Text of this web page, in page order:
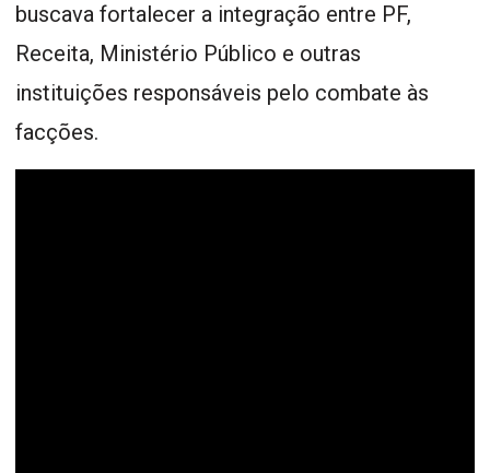
buscava fortalecer a integração entre PF,
Receita, Ministério Público e outras
instituições responsáveis pelo combate às
facções.